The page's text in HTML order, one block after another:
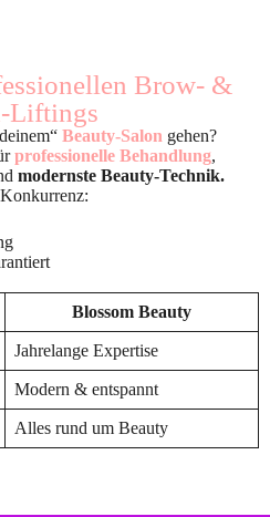
Brow- &
Liftings
Beauty-Salon gehen?
professionelle Behandlung,
modernste Beauty-Technik.
Blossom Beauty
Jahrelange Expertise
Modern & entspannt
Alles rund um Beauty